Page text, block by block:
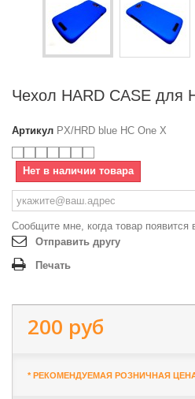
Чехол HARD CASE для
Артикул PX/HRD blue HC One X
Нет в наличии товара
Сообщите мне, когда товар появится
Отправить другу
Печать
200 руб
* РЕКОМЕНДУЕМАЯ РОЗНИЧНАЯ